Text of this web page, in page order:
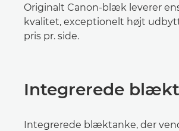
Originalt Canon-blæk leverer
kvalitet, exceptionelt højt
pris pr. side.
Integrerede
Integrerede blæktanke, der